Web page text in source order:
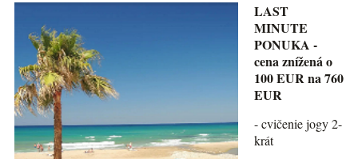
LAST
MINUTE
PONUKA -
cena znížená o
100 EUR na 760
EUR
- cvičenie jogy 2-
krát